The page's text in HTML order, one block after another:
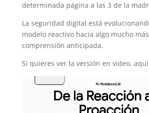
determinada página a las 3 de la
La seguridad digital está
modelo reactivo hacia algo mucho
comprensión anticipada.
Si quieres ver la versión en video,